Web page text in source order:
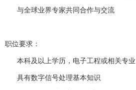
与全球业界专家共同合作与交流
职位要求 ：
本科及以上学历，电子工程或相关专业
具有数字信号处理基本知识